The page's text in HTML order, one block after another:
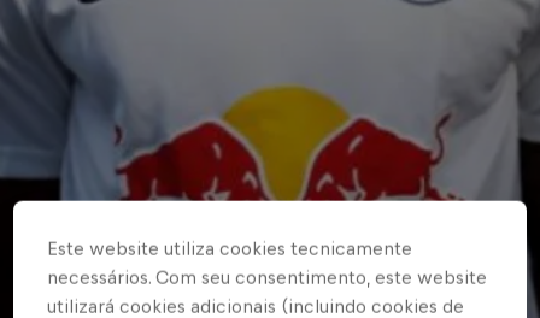
Este website utiliza cookies tecnicamente
necessários. Com seu consentimento, este website
utilizará cookies adicionais (incluindo cookies de